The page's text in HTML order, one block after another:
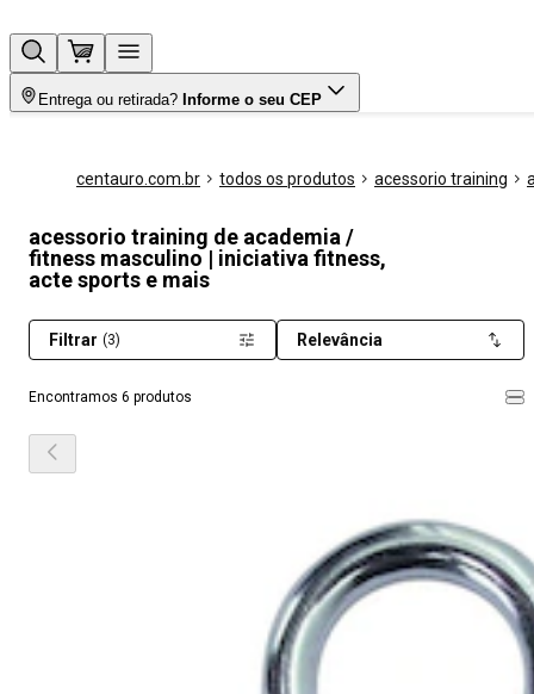
Entrega ou retirada? Informe o seu CEP
centauro.com.br todos os produtos acessorio training
acessorio training de academia /
fitness masculino | iniciativa fitness,
acte sports e mais
Encontramos 6 produtos
Filtrar (3) Relevância